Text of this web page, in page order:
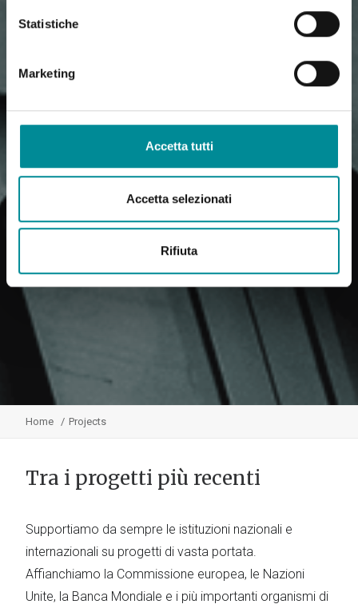
Statistiche
Marketing
Accetta tutti
Accetta selezionati
Rifiuta
Home Projects
Tra i progetti più recenti
Supportiamo da sempre le istituzioni nazionali e
internazionali su progetti di vasta portata.
Affianchiamo la Commissione europea, le Nazioni
Unite, la Banca Mondiale e i più importanti organismi di